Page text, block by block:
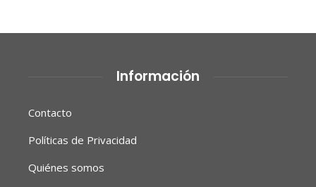
Información
Contacto
Políticas de Privacidad
Quiénes somos